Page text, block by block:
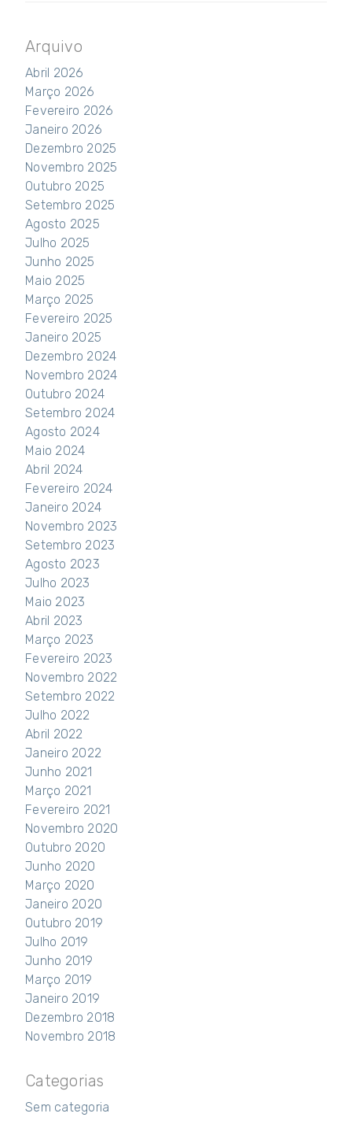
Arquivo
Abril 2026
Março 2026
Fevereiro 2026
Janeiro 2026
Dezembro 2025
Novembro 2025
Outubro 2025
Setembro 2025
Agosto 2025
Julho 2025
Junho 2025
Maio 2025
Março 2025
Fevereiro 2025
Janeiro 2025
Dezembro 2024
Novembro 2024
Outubro 2024
Setembro 2024
Agosto 2024
Maio 2024
Abril 2024
Fevereiro 2024
Janeiro 2024
Novembro 2023
Setembro 2023
Agosto 2023
Julho 2023
Maio 2023
Abril 2023
Março 2023
Fevereiro 2023
Novembro 2022
Setembro 2022
Julho 2022
Abril 2022
Janeiro 2022
Junho 2021
Março 2021
Fevereiro 2021
Novembro 2020
Outubro 2020
Junho 2020
Março 2020
Janeiro 2020
Outubro 2019
Julho 2019
Junho 2019
Março 2019
Janeiro 2019
Dezembro 2018
Novembro 2018
Categorias
Sem categoria